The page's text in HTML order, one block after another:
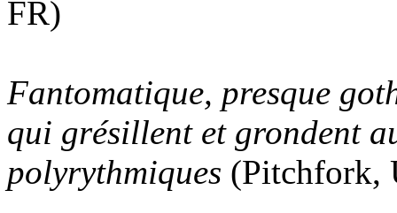
FR)
Fantomatique, presque
qui grésillent et grondent
polyrythmiques (Pitchfork,